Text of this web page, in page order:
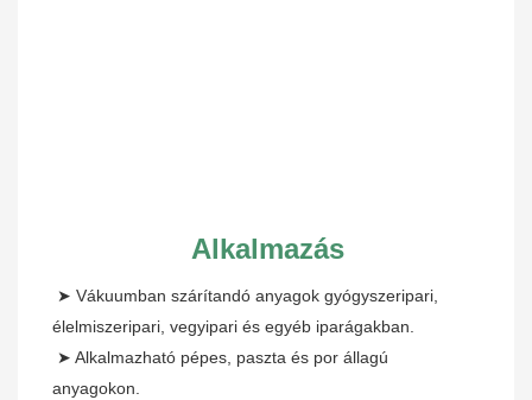
Alkalmazás
➤ Vákuumban szárítandó anyagok gyógyszeripari,
élelmiszeripari, vegyipari és egyéb iparágakban.
anyagokon.